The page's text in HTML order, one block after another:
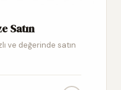
Satın
ve değerinde satın